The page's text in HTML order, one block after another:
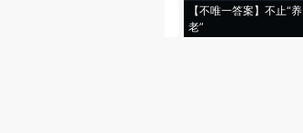
【不唯一答案】不止“养
老”